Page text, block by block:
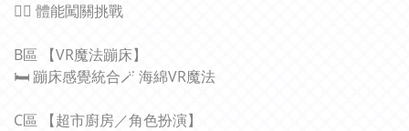
🧗‍♂ 體能闖關挑戰
B區 【VR魔法蹦床】
🛏 蹦床感覺統合🪄 海綿VR魔法
C區 【超市廚房／角色扮演】